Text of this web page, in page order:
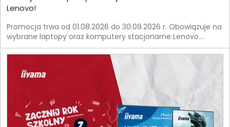
Lenovo!
Promocja trwa od 01.08.2026 do 30.09.2026 r. Obowiązuje na
wybrane laptopy oraz komputery stacjonarne Lenovo.
Szczegóły znajdziesz w Regulaminie Promocji.